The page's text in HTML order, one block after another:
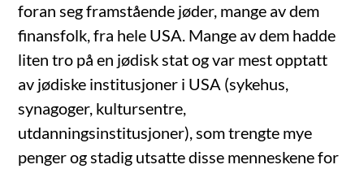
foran seg framstående jøder, mange av dem
finansfolk, fra hele USA. Mange av dem hadde
liten tro på en jødisk stat og var mest opptatt
av jødiske institusjoner i USA (sykehus,
synagoger, kultursentre,
utdanningsinstitusjoner), som trengte mye
penger og stadig utsatte disse menneskene for